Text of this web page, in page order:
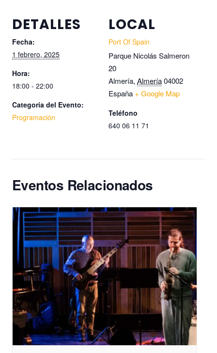
DETALLES
Fecha:
1 febrero, 2025
Hora:
18:00 - 22:00
Categoría del Evento:
Programación
LOCAL
Port Of Spain
Parque Nicolás Salmeron
20
Almería, Almería04002
España + Google Map
Teléfono
640 06 11 71
Eventos Relacionados